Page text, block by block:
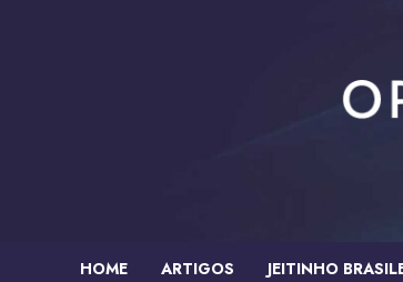
HOME ARTIGOS JEITINHO